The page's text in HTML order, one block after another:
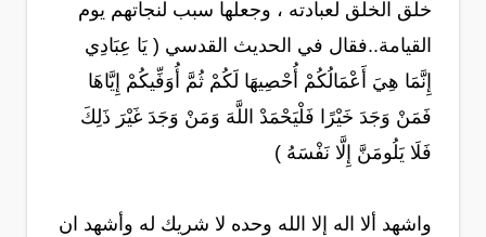
خلق الخلق لعبادته ، وجعلها سبب لنجاتهم يوم
القيامة..فقال في الحديث القدسي ( يَا عِبَادِي
إِنَّمَا هِيَ أَعْمَالُكُمْ أُحْصِيهَا لَكُمْ ثُمَّ أُوَفِّيكُمْ إِيَّاهَا
فَمَنْ وَجَدَ خَيْرًا فَلْيَحْمَدْ اللَّهَ وَمَنْ وَجَدَ غَيْرَ ذَلِكَ
فَلَا يَلُومَنَّ إِلَّا نَفْسَهُ )
واشهد ألا اله إلا الله وحده لا شريك له وأشهد ان